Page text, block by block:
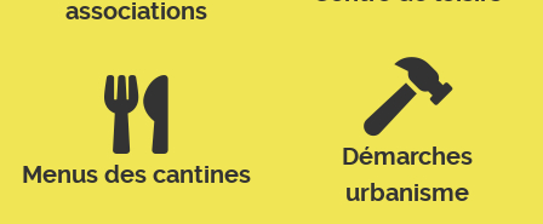
associations
Menus des cantines
Démarches
urbanisme